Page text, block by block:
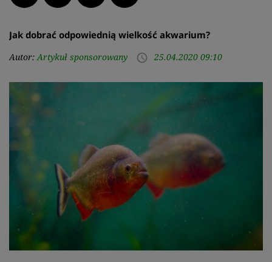
Jak dobrać odpowiednią wielkość akwarium?
Autor: Artykuł sponsorowany access_time 25.04.2020 09:10